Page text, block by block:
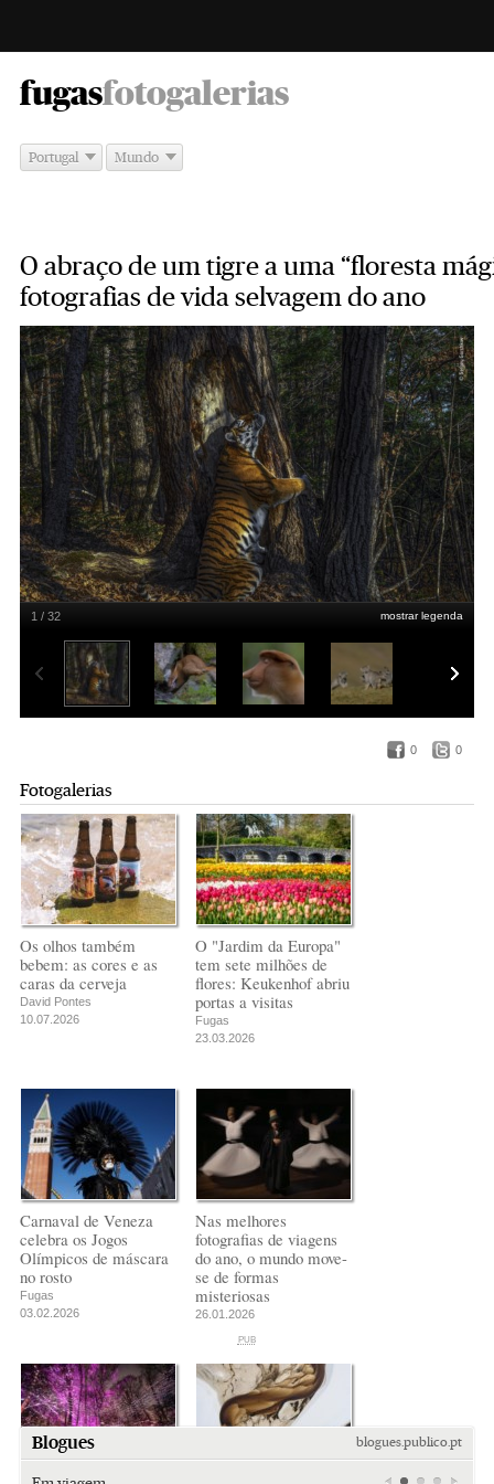
fugas -
fotogalerias
Portugal Mundo
O abraço de um tigre a uma “floresta
fotografias de vida selvagem do ano
mostrar legenda
1 / 32
0 0
Fotogalerias
Os olhos também
bebem: as cores e as
caras da cerveja
David Pontes
10.07.2026
O "Jardim da Europa"
tem sete milhões de
flores: Keukenhof abriu
portas a visitas
Fugas
23.03.2026
Carnaval de Veneza
celebra os Jogos
Olímpicos de máscara
no rosto
Fugas
03.02.2026
Nas melhores
fotografias de viagens
do ano, o mundo move-
se de formas
misteriosas
26.01.2026
PUB
PUB
PUB
Blogues blogues.publico.pt